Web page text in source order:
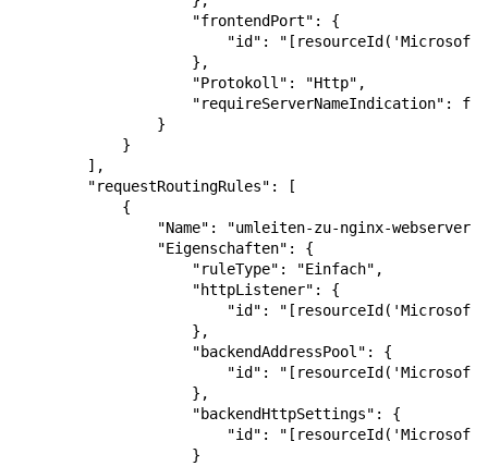
"frontendPort" :
{
"id" :
},
"Protokoll" : "Http" ,
"requireServerNameIndication" :
}
}
],
"requestRoutingRules" :
[
{
"Name" : "umleiten-zu-nginx-webserver"
"Eigenschaften" :
{
"ruleType" : "Einfach" ,
"httpListener" :
{
"id" :
},
"backendAddressPool" :
{
"id" :
},
"backendHttpSettings" :
{
"id" :
}